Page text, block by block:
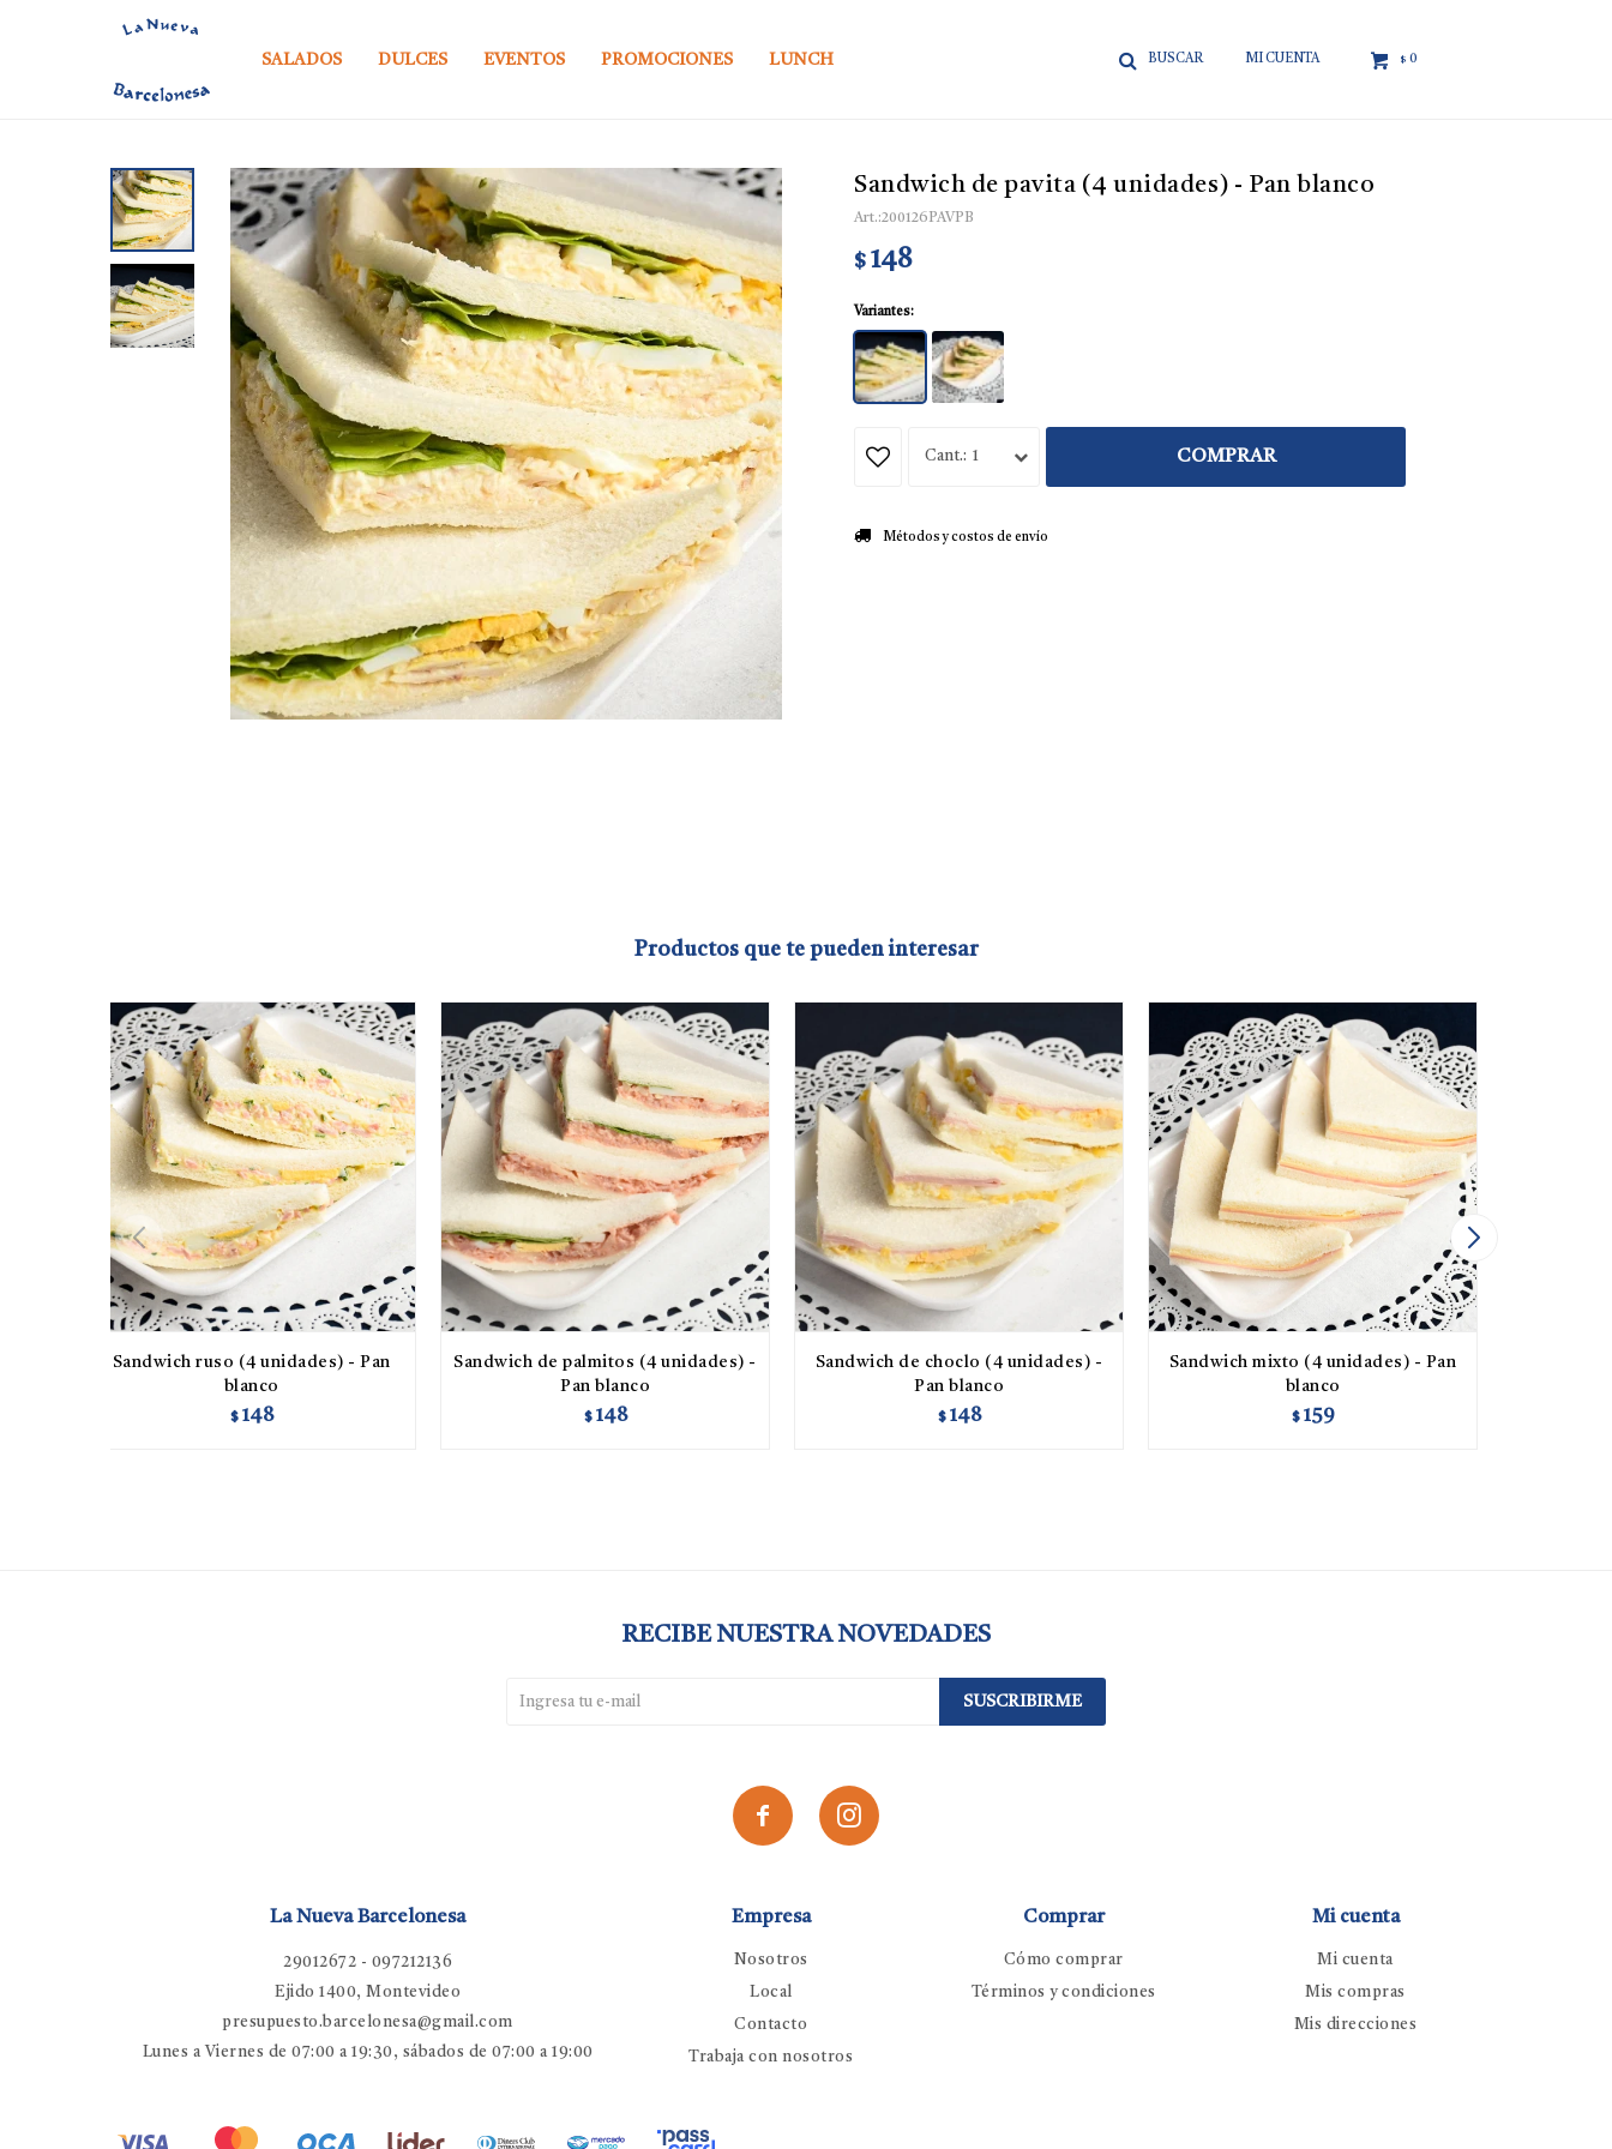
SALADOS DULCES EVENTOS PROMOCIONES LUNCH $ 0
Sandwich de pavita (4 unidades) - Pan blanco
200126PAVPB
$ 148
Variantes:
1 COMPRAR
Métodos y costos de envío
Productos que te pueden interesar
Sandwich ruso (4 unidades) - Pan
blanco
$ 148
Sandwich de palmitos (4 unidades) -
Pan blanco
$ 148
Sandwich de choclo (4 unidades) -
Pan blanco
$ 148
Sandwich mixto (4 unidades) - Pan
blanco
$ 159
La Nueva Barcelonesa
29012672 - 097212136
Ejido 1400, Montevideo
presupuesto.barcelonesa@gmail.com
Lunes a Viernes de 07:00 a 19:30, sábados de 07:00 a 19:00
Empresa
Nosotros
Local
Contacto
Trabaja con nosotros
Comprar
Cómo comprar
Términos y condiciones
Mi cuenta
Mi cuenta
Mis compras
Mis direcciones
RECIBE NUESTRA NOVEDADES
SUSCRIBIRME
 